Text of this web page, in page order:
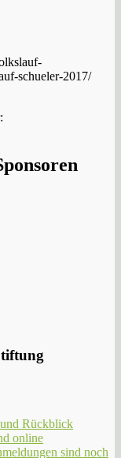
schueler-2017/
Rückblick
online
sind noch